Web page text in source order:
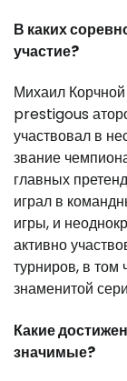
В каких
участие?
Михаил
prestigous
участвовал в
звание
главных
играл в
игры, и
активно
турниров, в том
знаменитой
Какие
значимые?